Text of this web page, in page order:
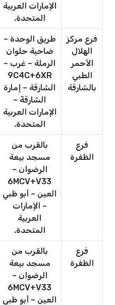
الإمارات العربية
المتحدة.
فرع مركز
الهلال
الأحمر
الطبي
بالشارقة
طريق الوحدة –
ضاحية حلوان
الرملة – غرب –
9C4C+6XR
الشارقة – إمارة
الشارقةّ –
الإمارات العربية
المتحدة.
فرع
الظفرة
بالقرب من
مسجد بيعة
الرضوان –
6MCV+V33
العين – أبو ظبي
– الإمارات
العربية
المتحدة.
فرع
الظفرة
بالقرب من
مسجد بيعة
الرضوان –
6MCV+V33
العين – أبو ظبي